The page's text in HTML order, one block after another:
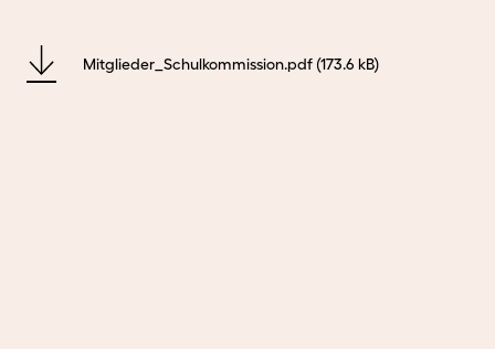
Mitglieder_Schulkommission.pdf (173.6 kB)